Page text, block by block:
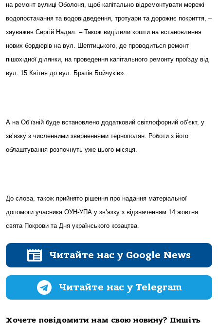
на ремонт вулиці Оболоня, щоб капітально відремонтувати мережі
водопостачання та водовідведення, тротуари та дорожнє покриття, –
зауважив Сергій Надал. – Також виділили кошти на встановлення
нових бордюрів на вул. Шептицького, де проводиться ремонт
пішохідної ділянки, на проведення капітального ремонту проїзду від
вул. 15 Квітня до вул. Братів Бойчуків».
А на Об’їзній буде встановлено додатковий світлофорний об’єкт, у
зв’язку з численними зверненнями тернополян. Роботи з його
облаштування розпочнуть уже цього місяця.
До слова, також прийнято рішення про надання матеріальної
допомоги учасника ОУН-УПА у зв’язку з відзначенням 14 жовтня
свята Покрови та Дня українського козацтва.
Читайте нас у Google News
Читайте нас у Telegram
Хочете повідомити нам свою новину? Пишіть